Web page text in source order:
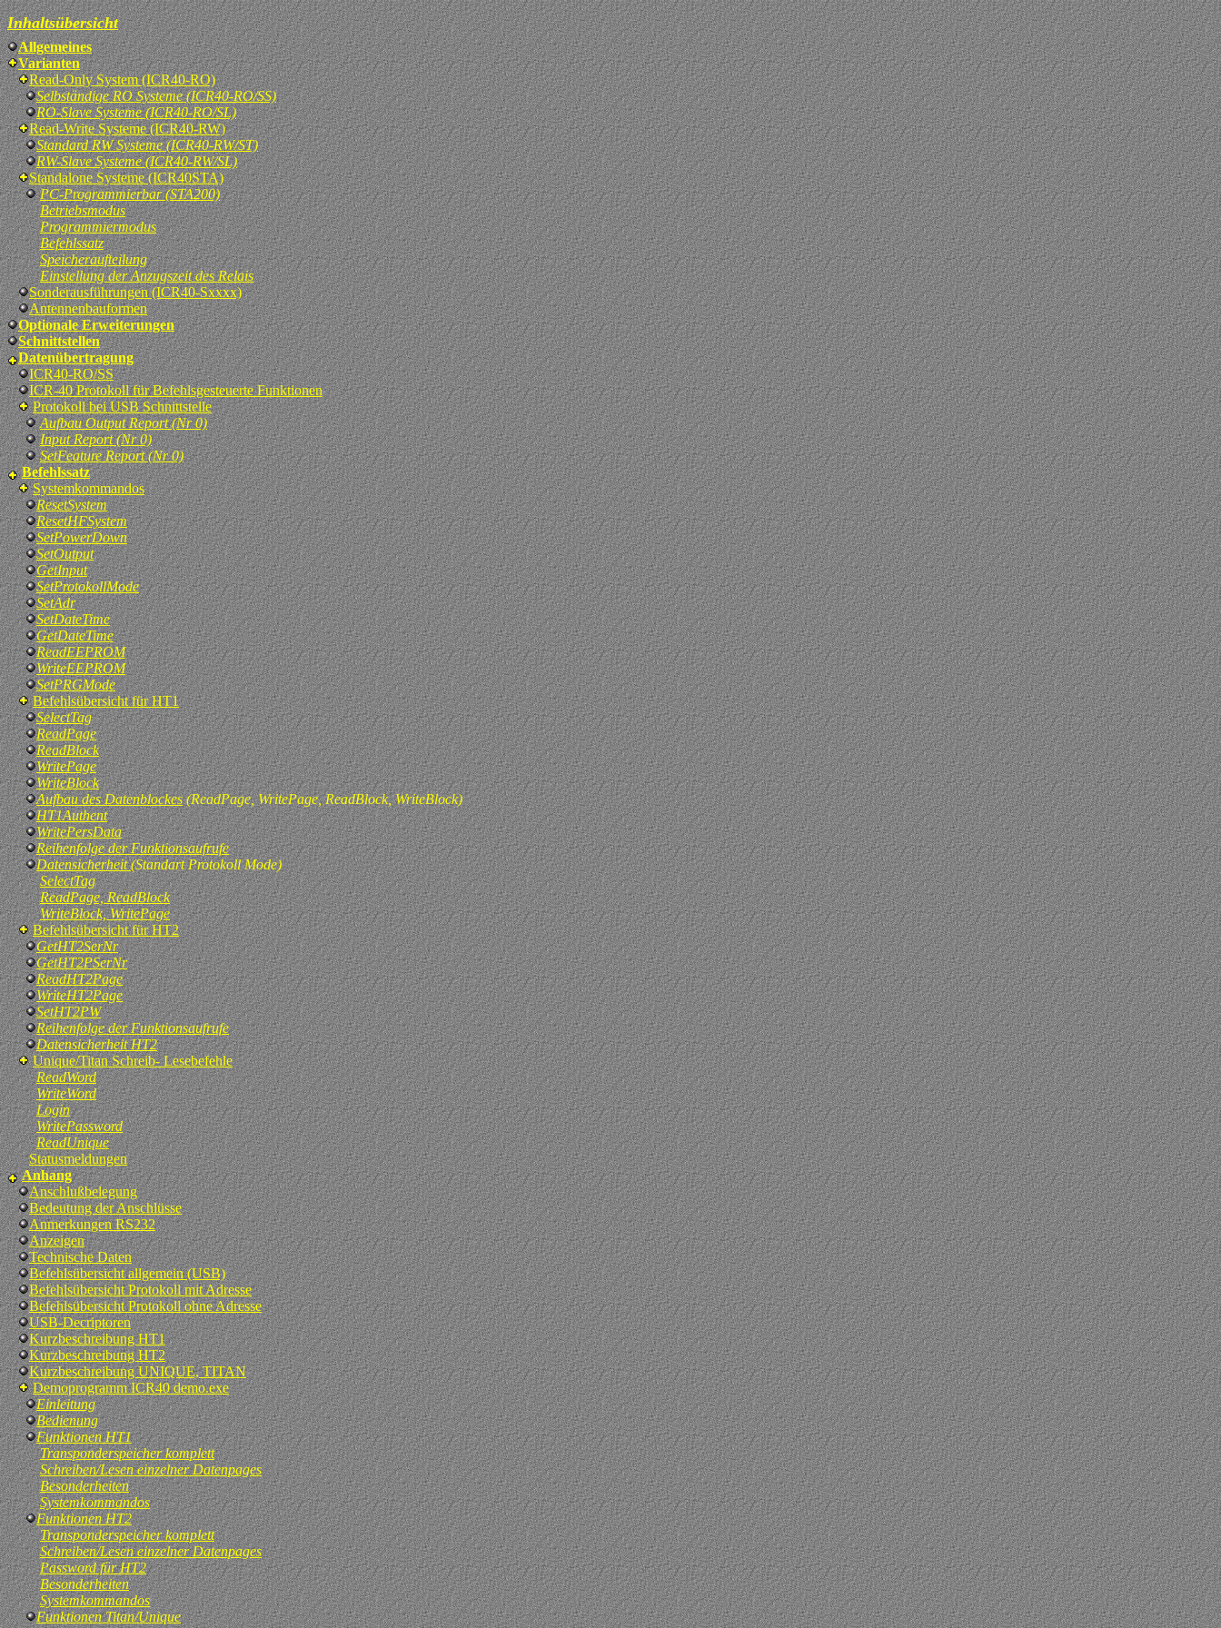
Inhaltsübersicht
Allgemeines
Varianten
Read-Only System (ICR40-RO)
Selbständige RO Systeme (ICR40-RO/SS)
RO-Slave Systeme (ICR40-RO/SL)
Read-Write Systeme (ICR40-RW)
Standard RW Systeme (ICR40-RW/ST)
RW-Slave Systeme (ICR40-RW/SL)
Standalone Systeme (ICR40STA)
PC-Programmierbar (STA200)
Betriebsmodus
Programmiermodus
Befehlssatz
Speicheraufteilung
Einstellung der Anzugszeit des Relais
Sonderausführungen (ICR40-Sxxxx)
Antennenbauformen
Optionale Erweiterungen
Schnittstellen
Datenübertragung
ICR40-RO/SS
ICR-40 Protokoll für Befehlsgesteuerte Funktionen
Protokoll bei USB Schnittstelle
Aufbau Output Report (Nr 0)
Input Report (Nr 0)
SetFeature Report (Nr 0)
Befehlssatz
Systemkommandos
ResetSystem
ResetHFSystem
SetPowerDown
SetOutput
GetInput
SetProtokollMode
SetAdr
SetDateTime
GetDateTime
ReadEEPROM
WriteEEPROM
SetPRGMode
Befehlsübersicht für HT1
SelectTag
ReadPage
ReadBlock
WritePage
WriteBlock
Aufbau des Datenblockes(ReadPage, WritePage, ReadBlock, WriteBlock)
HT1Authent
WritePersData
Reihenfolge der Funktionsaufrufe
Datensicherheit(Standart Protokoll Mode)
SelectTag
ReadPage, ReadBlock
WriteBlock, WritePage
Befehlsübersicht für HT2
GetHT2SerNr
GetHT2PSerNr
ReadHT2Page
WriteHT2Page
SetHT2PW
Reihenfolge der Funktionsaufrufe
Datensicherheit HT2
Unique/Titan Schreib- Lesebefehle
ReadWord
WriteWord
Login
WritePassword
ReadUnique
Statusmeldungen
Anhang
Anschlußbelegung
Bedeutung der Anschlüsse
Anmerkungen RS232
Anzeigen
Technische Daten
Befehlsübersicht allgemein (USB)
Befehlsübersicht Protokoll mit Adresse
Befehlsübersicht Protokoll ohne Adresse
USB-Decriptoren
Kurzbeschreibung HT1
Kurzbeschreibung HT2
Kurzbeschreibung UNIQUE, TITAN
Demoprogramm ICR40 demo.exe
Einleitung
Bedienung
Funktionen HT1
Transponderspeicher komplett
Schreiben/Lesen einzelner Datenpages
Besonderheiten
Systemkommandos
Funktionen HT2
Transponderspeicher komplett
Schreiben/Lesen einzelner Datenpages
Password für HT2
Besonderheiten
Systemkommandos
Funktionen Titan/Unique